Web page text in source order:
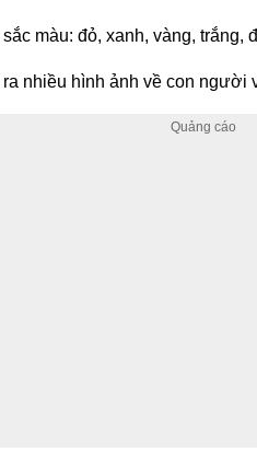
màu: đỏ, xanh, vàng, trắng,
nhiều hình ảnh về con người